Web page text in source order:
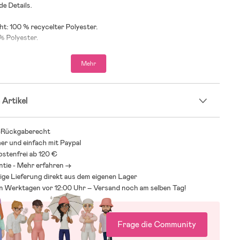
Details.
100 % recycelter Polyester.
Polyester.
Mehr
Artikel
und einfach mit Paypal
ab 120 €
- Mehr erfahren ->
Lieferung direkt aus dem eigenen Lager
Werktagen vor 12:00 Uhr – Versand noch am selben Tag!
Frage die Community